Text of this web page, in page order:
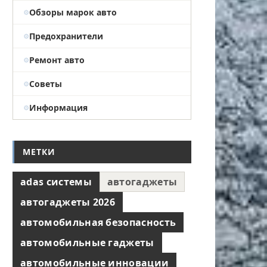
Обзоры марок авто
Предохранители
Ремонт авто
Советы
Информация
МЕТКИ
adas системы
автогаджеты
автогаджеты 2026
автомобильная безопасность
автомобильные гаджеты
автомобильные инновации